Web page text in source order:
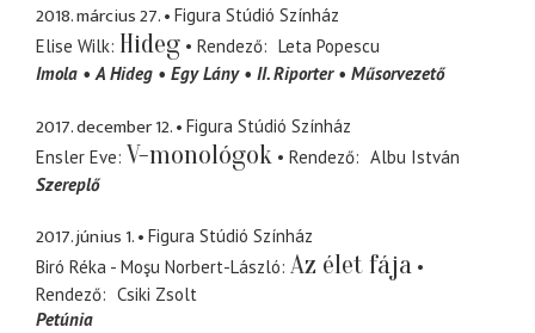
2018. március 27.
Figura Stúdió Színház
Elise Wilk Hideg Rendező
Leta Popescu
Imola
A Hideg Egy Lány II. Riporter Műsorvezető
2017. december 12.
Figura Stúdió Színház
Ensler Eve V-monológok Rendező
Albu István
Szereplő
2017. június 1.
Figura Stúdió Színház
Biró Réka - Moşu Norbert-László Az élet fája
Rendező
Csiki Zsolt
Petúnia